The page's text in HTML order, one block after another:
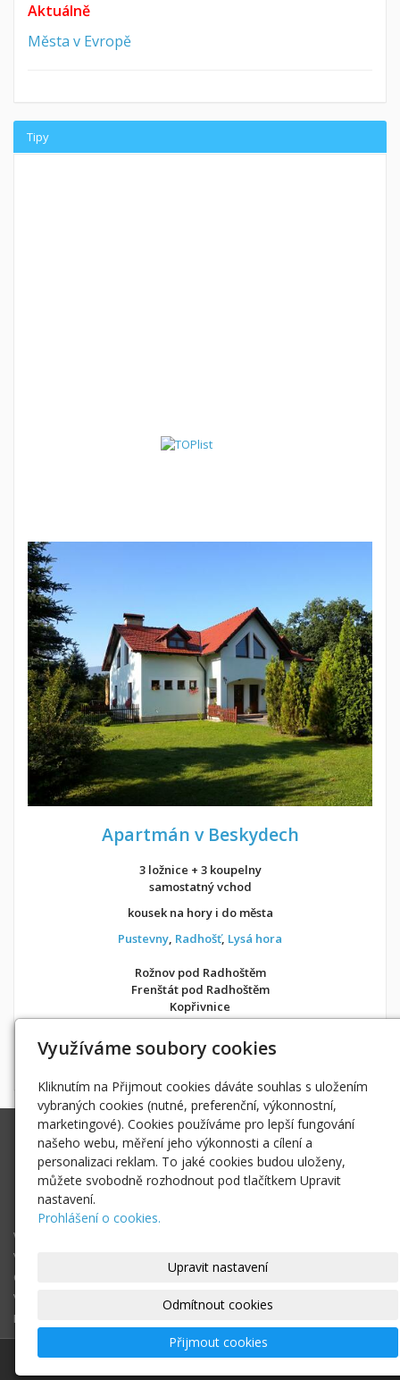
Aktuálně
Města v Evropě
Tipy
Apartmán v Beskydech
3 ložnice + 3 koupelny
samostatný vchod
kousek na hory i do města
Pustevny, Radhošť, Lysá hora
Rožnov pod Radhoštěm
Frenštát pod Radhoštěm
Kopřivnice
Možnost objednání ubytování také přesAirbnb
Ing. Radek Hoďák
Tichá 502, 742 74 Tichá
IČ: 18979661
radek@hodak.cz
Webové kamery
Vložte webkameru
O projektu webkamery online
Vyhledej webkameru ...
Fotogalerie
Využíváme soubory cookies
Kliknutím na Přijmout cookies dáváte souhlas s uložením
vybraných cookies (nutné, preferenční, výkonnostní,
marketingové). Cookies používáme pro lepší fungování
našeho webu, měření jeho výkonnosti a cílení a
personalizaci reklam. To jaké cookies budou uloženy,
můžete svobodně rozhodnout pod tlačítkem Upravit
nastavení.
Prohlášení o cookies.
Upravit nastavení
Odmítnout cookies
Přijmout cookies